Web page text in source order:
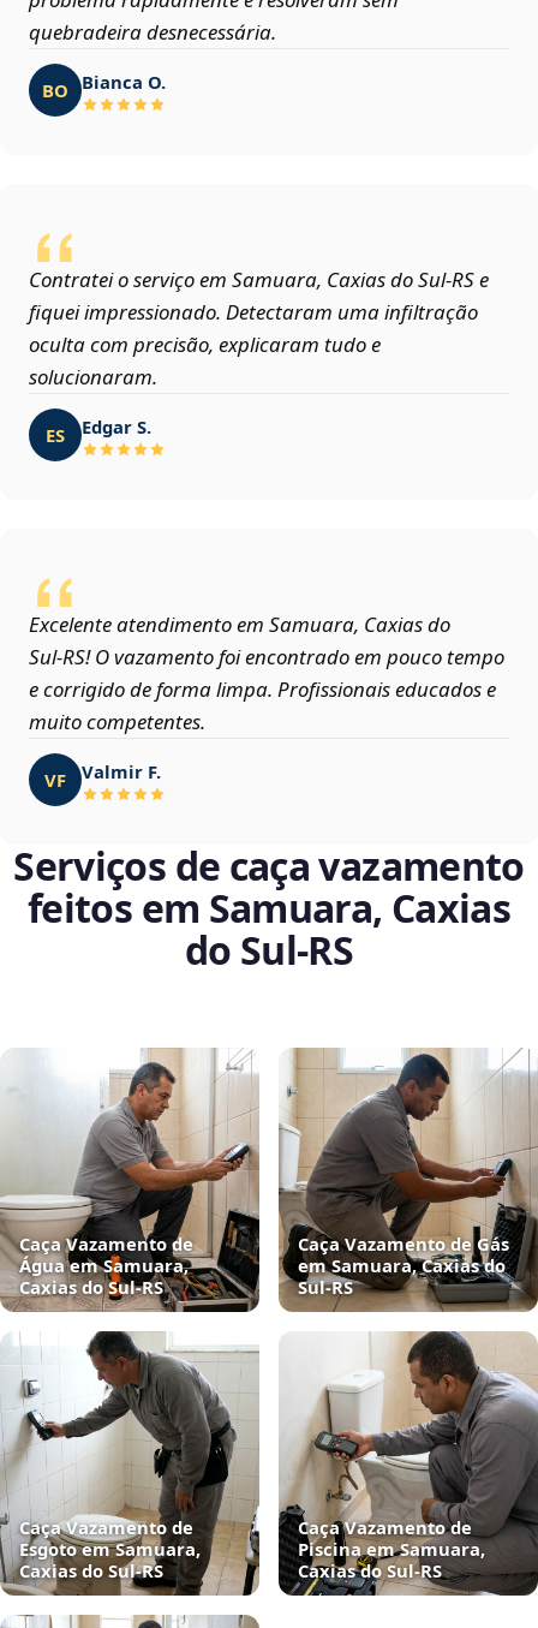
quebradeira desnecessária.
BO Bianca O.
Contratei o serviço em Samuara, Caxias do Sul‑RS e
fiquei impressionado. Detectaram uma infiltração
oculta com precisão, explicaram tudo e
solucionaram.
ES Edgar S.
Excelente atendimento em Samuara, Caxias do
Sul‑RS! O vazamento foi encontrado em pouco tempo
e corrigido de forma limpa. Profissionais educados e
muito competentes.
VF Valmir F.
Serviços de caça vazamento
feitos em Samuara, Caxias
do Sul‑RS
Caça Vazamento de
Água em Samuara,
Caxias do Sul‑RS
Caça Vazamento de Gás
em Samuara, Caxias do
Sul‑RS
Caça Vazamento de
Esgoto em Samuara,
Caxias do Sul‑RS
Caça Vazamento de
Piscina em Samuara,
Caxias do Sul‑RS